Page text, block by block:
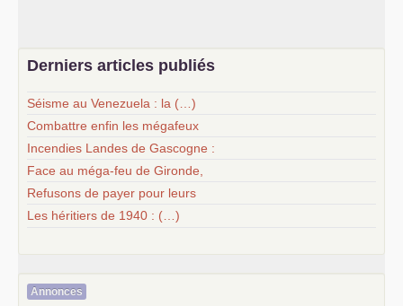
Derniers articles publiés
Séisme au Venezuela : la (…)
Combattre enfin les mégafeux
Incendies Landes de Gascogne :
Face au méga-feu de Gironde,
Refusons de payer pour leurs
Les héritiers de 1940 : (…)
Annonces